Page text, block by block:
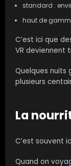
standard :
haut de
C’est ici que
VR deviennent
Quelques
plusieurs
La
C’est souvent
Quand on